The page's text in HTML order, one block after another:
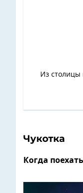
Из столицы
Чукотка
Когда